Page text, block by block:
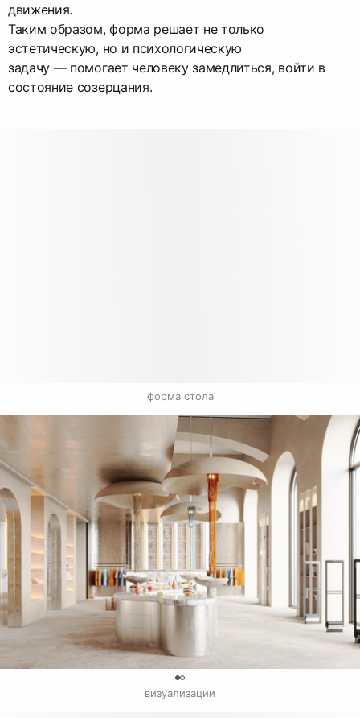
движения.
Таким образом, форма решает не только
эстетическую, но и психологическую
задачу — помогает человеку замедлиться, войти в
состояние созерцания.
форма стола
визуализации